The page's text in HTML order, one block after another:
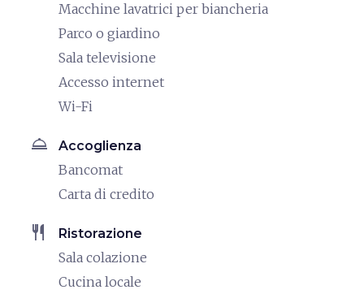
Macchine lavatrici per biancheria
Parco o giardino
Sala televisione
Accesso internet
Wi-Fi
room_service Accoglienza
Bancomat
Carta di credito
restaurant Ristorazione
Sala colazione
Cucina locale